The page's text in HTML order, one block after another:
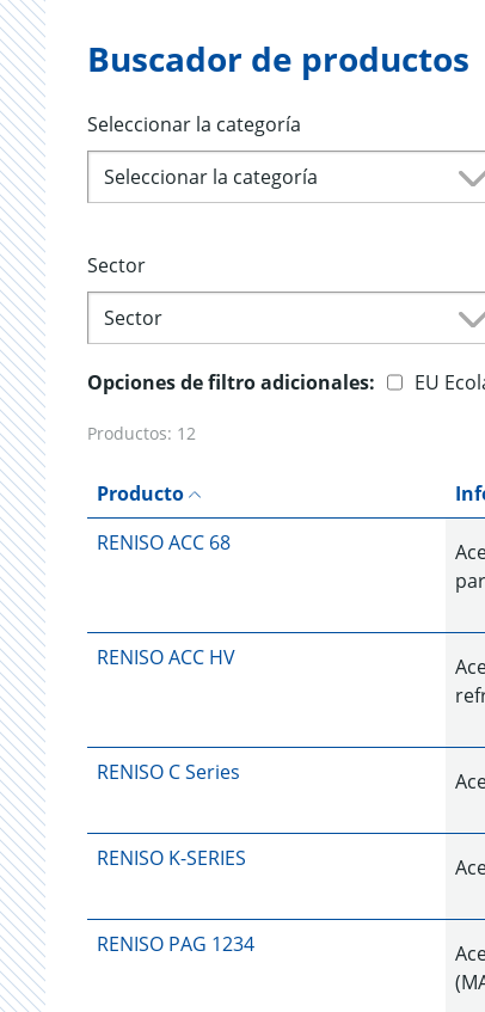
Buscador de productos
Seleccionar la categoría
Seleccionar la categoría
Sector
Sector
Opciones de filtro adicionales: EU
Productos: 12
Producto
RENISO ACC 68
RENISO ACC HV
RENISO C Series
RENISO K-SERIES
RENISO PAG 1234